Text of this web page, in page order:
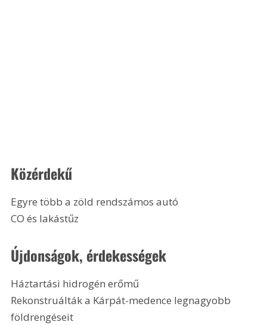
Közérdekű
Egyre több a zöld rendszámos autó
CO és lakástűz
Újdonságok, érdekességek
Háztartási hidrogén erőmű
Rekonstruálták a Kárpát-medence legnagyobb
földrengéseit